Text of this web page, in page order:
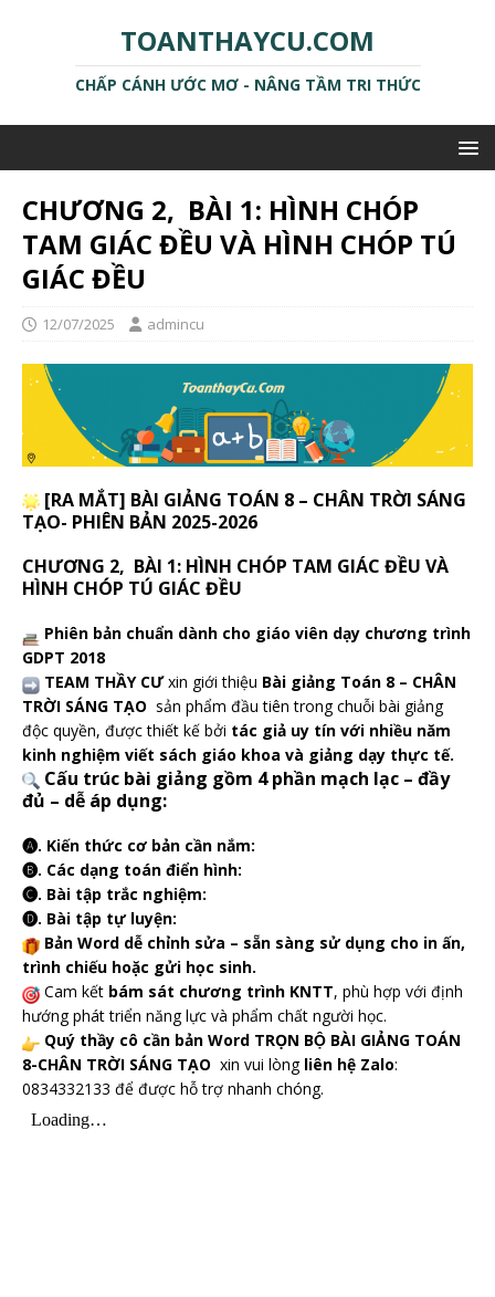
TOANTHAYCU.COM
CHẤP CÁNH ƯỚC MƠ - NÂNG TẦM TRI THỨC
CHƯƠNG 2, BÀI 1: HÌNH CHÓP
TAM GIÁC ĐỀU VÀ HÌNH CHÓP TÚ
GIÁC ĐỀU
12/07/2025 admincu
[RA MẮT] BÀI GIẢNG TOÁN 8 – CHÂN TRỜI SÁNG
TẠO- PHIÊN BẢN 2025-2026
CHƯƠNG 2, BÀI 1: HÌNH CHÓP TAM GIÁC ĐỀU VÀ
HÌNH CHÓP TÚ GIÁC ĐỀU
Phiên bản chuẩn dành cho giáo viên dạy chương trình
GDPT 2018
TEAM THẦY CƯxin giới thiệu Bài giảng Toán 8 – CHÂN
TRỜI SÁNG TẠO sản phẩm đầu tiên trong chuỗi bài giảng
độc quyền, được thiết kế bởi tác giả uy tín với nhiều năm
kinh nghiệm viết sách giáo khoa và giảng dạy thực tế.
Cấu trúc bài giảng gồm 4 phần mạch lạc – đầy
đủ – dễ áp dụng:
🅐. Kiến thức cơ bản cần nắm:
🅑. Các dạng toán điển hình:
🅒. Bài tập trắc nghiệm:
🅓. Bài tập tự luyện:
Bản Word dễ chỉnh sửa – sẵn sàng sử dụng cho in ấn,
trình chiếu hoặc gửi học sinh.
Cam kết bám sát chương trình KNTT, phù hợp với định
hướng phát triển năng lực và phẩm chất người học.
Quý thầy cô cần bản Word TRỌN BỘ BÀI GIẢNG TOÁN
8-CHÂN TRỜI SÁNG TẠO xin vui lòng liên hệ Zalo:
0834332133 để được hỗ trợ nhanh chóng.